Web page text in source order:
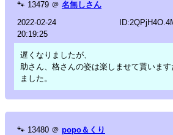
🐾 13479 ＠ 名無しさん
2022-02-24
20:19:25
遅くなりましたが、
助さん、格さんの姿は楽しませて貰いま
ました。
🐾 13480 ＠ popo＆くり